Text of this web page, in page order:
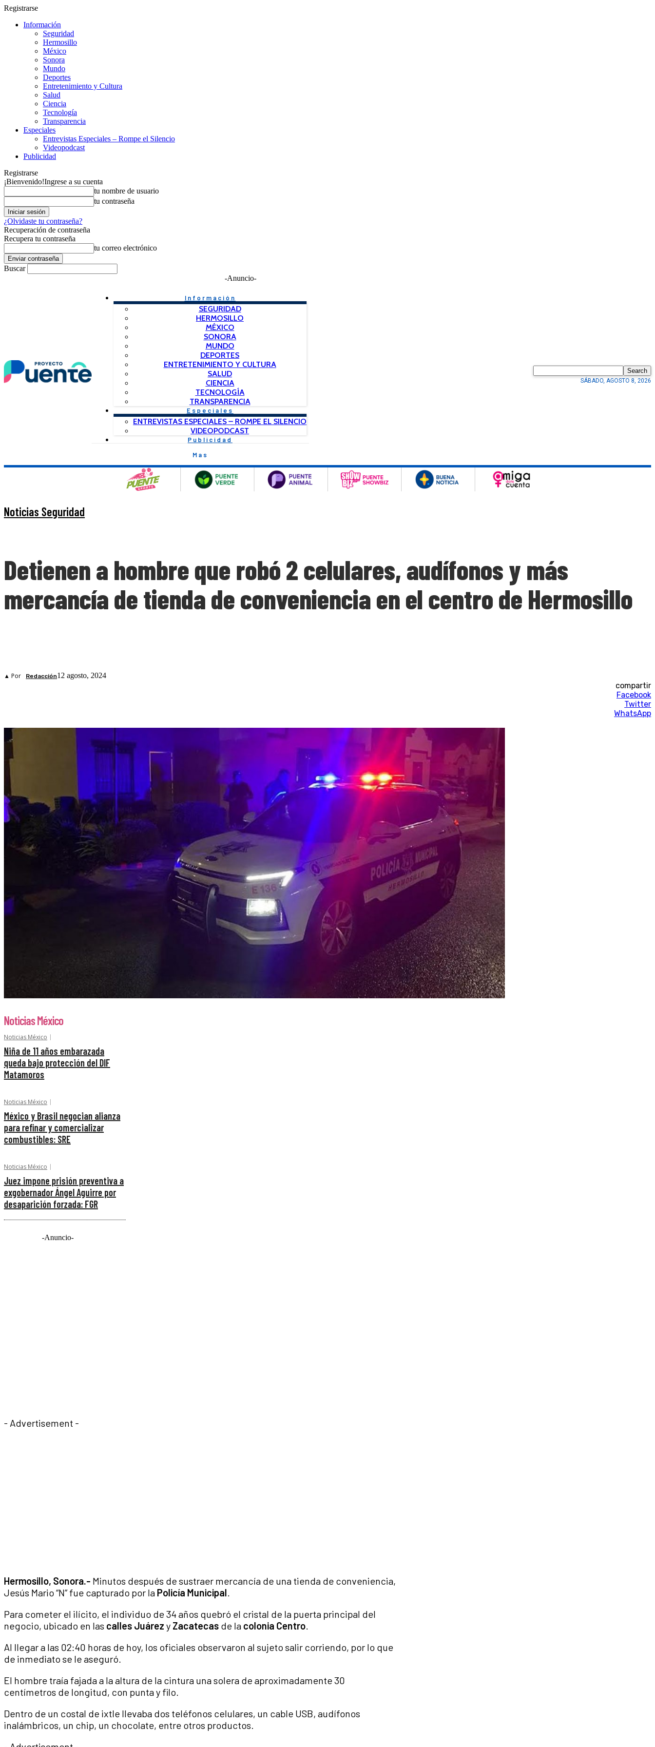
Registrarse
Información
Seguridad
Hermosillo
México
Sonora
Mundo
Deportes
Entretenimiento y Cultura
Salud
Ciencia
Tecnología
Transparencia
Especiales
Entrevistas Especiales – Rompe el Silencio
Videopodcast
Publicidad
Registrarse
¡Bienvenido!Ingrese a su cuenta
tu nombre de usuario
tu contraseña
¿Olvidaste tu contraseña?
Recuperación de contraseña
Recupera tu contraseña
tu correo electrónico
Buscar
-Anuncio-
Información
SEGURIDAD
HERMOSILLO
MÉXICO
SONORA
MUNDO
DEPORTES
ENTRETENIMIENTO Y CULTURA
SALUD
CIENCIA
TECNOLOGÍA
TRANSPARENCIA
Especiales
ENTREVISTAS ESPECIALES – ROMPE EL SILENCIO
VIDEOPODCAST
Publicidad
Mas
Search
SÁBADO, AGOSTO 8, 2026
Noticias Seguridad
Detienen a hombre que robó 2 celulares, audífonos y más
mercancía de tienda de conveniencia en el centro de Hermosillo
▲ Por Redacción12 agosto, 2024
compartir
Facebook
Twitter
WhatsApp
Noticias México
Noticias México
Niña de 11 años embarazada
queda bajo protección del DIF
Matamoros
Noticias México
México y Brasil negocian alianza
para refinar y comercializar
combustibles: SRE
Noticias México
Juez impone prisión preventiva a
exgobernador Ángel Aguirre por
desaparición forzada: FGR
-Anuncio-
- Advertisement -
Hermosillo, Sonora.- Minutos después de sustraer mercancía de una tienda de conveniencia,
Jesús Mario “N” fue capturado por la Policía Municipal.
Para cometer el ilícito, el individuo de 34 años quebró el cristal de la puerta principal del
negocio, ubicado en las calles Juárez y Zacatecas de la colonia Centro.
Al llegar a las 02:40 horas de hoy, los oficiales observaron al sujeto salir corriendo, por lo que
de inmediato se le aseguró.
El hombre traía fajada a la altura de la cintura una solera de aproximadamente 30
centímetros de longitud, con punta y filo.
Dentro de un costal de ixtle llevaba dos teléfonos celulares, un cable USB, audífonos
inalámbricos, un chip, un chocolate, entre otros productos.